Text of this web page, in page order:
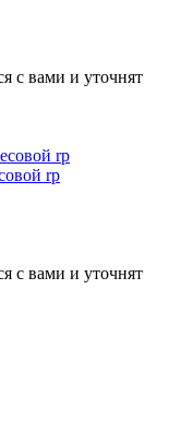
с вами и уточнят
с вами и уточнят